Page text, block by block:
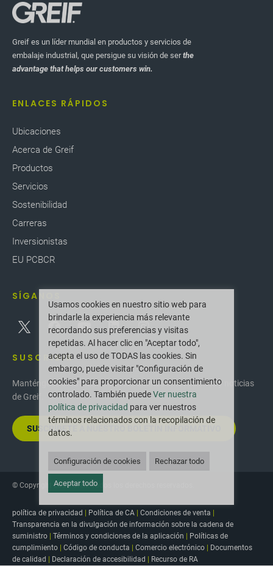
Greif es un líder mundial en productos y servicios de
embalaje industrial, que persigue su visión de serthe
advantage that helps our customers win.
ENLACES RÁPIDOS
Ubicaciones
Acerca de Greif
Productos
Servicios
Sostenibilidad
Carreras
Inversionistas
EU PCBCR
SÍGANOS
SUSCRIBIR
Manténgase actualizado con las últimas innovaciones y noticias
de Greif.
SUSCRÍBETE A NUESTRO BOLETÍN INFORMATIVO
© Copyright 2025 Greif. Todos los derechos reservados.
política de privacidad Política de CA Condiciones de venta
Transparencia en la divulgación de información sobre la cadena de
suministro
Términos y condiciones de la aplicación
Políticas de
cumplimiento
Código de conducta Comercio electrónico
Documentos
de calidad
Declaración de accesibilidad Recurso de RA
Usamos cookies en nuestro sitio web para
brindarle la experiencia más relevante
recordando sus preferencias y visitas
repetidas. Al hacer clic en "Aceptar todo",
acepta el uso de TODAS las cookies. Sin
embargo, puede visitar "Configuración de
cookies" para proporcionar un consentimiento
controlado. También puedeVer nuestra
política de privacidad para ver nuestros
términos relacionados con la recopilación de
datos.
Configuración de cookies Rechazar todo
Aceptar todo